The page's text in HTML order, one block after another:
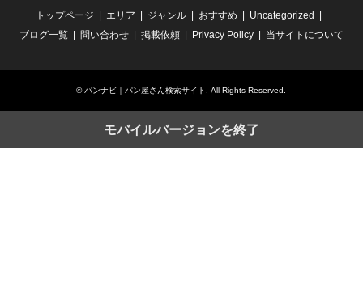
トップページ エリア ジャンル おすすめ
Uncategorized
ブログ一覧
問い合わせ 掲載依頼 Privacy Policy 当サイトについて
© パンナビ｜パン屋さん検索サイト . All Rights Reserved.
モバイルバージョンを終了